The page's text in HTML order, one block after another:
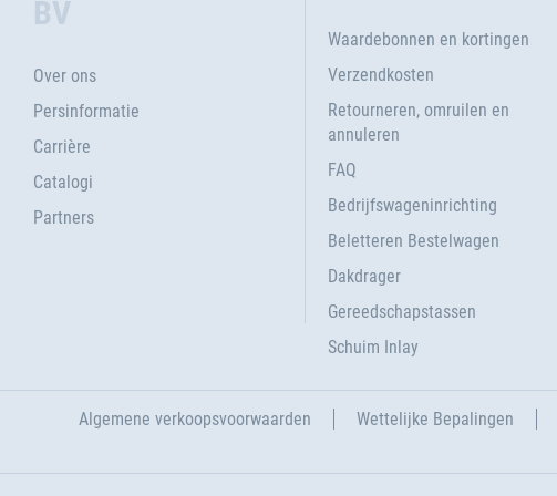
BV
Over ons
Persinformatie
Carrière
Catalogi
Partners
Waardebonnen en kortingen
Verzendkosten
Retourneren, omruilen en
annuleren
FAQ
Bedrijfswageninrichting
Beletteren Bestelwagen
Dakdrager
Gereedschapstassen
Schuim Inlay
Algemene verkoopsvoorwaarden Wettelijke Bepalingen